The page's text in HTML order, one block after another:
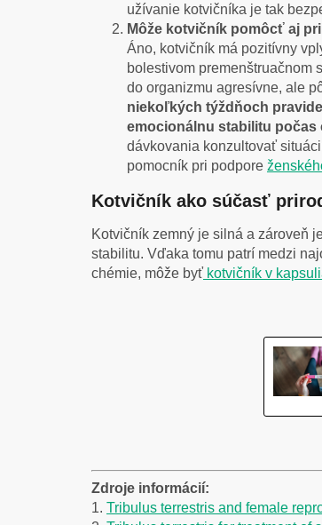
užívanie kotvičníka je tak
Môže kotvičník pomôcť aj
Áno, kotvičník má pozitívny
bolestivom premenštruačnom
do organizmu agresívne, ale
niekoľkých týždňoch
emocionálnu stabilitu počas
dávkovania konzultovať
pomocník pri podpore
Kotvičník ako súčasť
Kotvičník zemný je silná a zároveň
stabilitu. Vďaka tomu patrí medzi
chémie, môže byť kotvičník v
Zdroje informácií:
1. Tribulus terrestris and female